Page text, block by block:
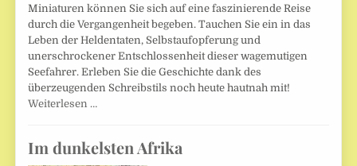
Miniaturen können Sie sich auf eine faszinierende Reise
durch die Vergangenheit begeben. Tauchen Sie ein in das
Leben der Heldentaten, Selbstaufopferung und
unerschrockener Entschlossenheit dieser wagemutigen
Seefahrer. Erleben Sie die Geschichte dank des
überzeugenden Schreibstils noch heute hautnah mit!
Weiterlesen …
Im dunkelsten Afrika